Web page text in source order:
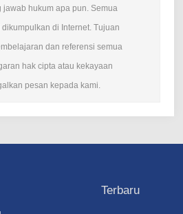
jawab hukum apa pun. Semua
di Internet. Tujuan
dan referensi semua
hak cipta atau kekayaan
pesan kepada kami.
Terbaru